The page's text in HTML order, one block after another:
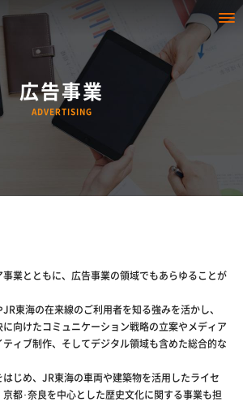
広告事業
ADVERTISING
業とともに、広告事業の領域でもあらゆることが
東海の在来線のご利用者を知る強みを活かし、
向けたコミュニケーション戦略の立案やメディア
ィブ制作、そしてデジタル領域も含めた総合的な
じめ、JR東海の車両や建築物を活用したライセ
都･奈良を中心とした歴史文化に関する事業も担